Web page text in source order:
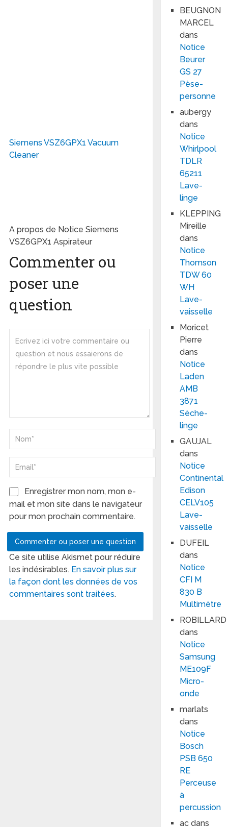
Siemens VSZ6GPX1 Vacuum
Cleaner
A propos de Notice Siemens
VSZ6GPX1 Aspirateur
Commenter ou
poser une
question
Enregistrer mon nom, mon e-
mail et mon site dans le navigateur
pour mon prochain commentaire.
Ce site utilise Akismet pour réduire
les indésirables. En savoir plus sur
la façon dont les données de vos
commentaires sont traitées.
BEUGNON
MARCEL
dans
Notice
Beurer
GS 27
Pèse-
personne
aubergy
dans
Notice
Whirlpool
TDLR
65211
Lave-
linge
KLEPPING
Mireille
dans
Notice
Thomson
TDW 60
WH
Lave-
vaisselle
Moricet
Pierre
dans
Notice
Laden
AMB
3871
Sèche-
linge
GAUJAL
dans
Notice
Continental
Edison
CELV105
Lave-
vaisselle
DUFEIL
dans
Notice
CFI M
830 B
Multimètre
ROBILLARD
dans
Notice
Samsung
ME109F
Micro-
onde
marlats
dans
Notice
Bosch
PSB 650
RE
Perceuse
à
percussion
acdans